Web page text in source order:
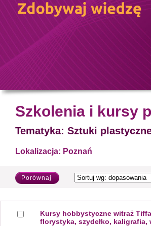
Szkolenia i kursy
Tematyka: Sztuki
Lokalizacja: Poznań
Porównaj
Kursy hobbystyczne witraż
florystyka, szydełko, kaligrafia,